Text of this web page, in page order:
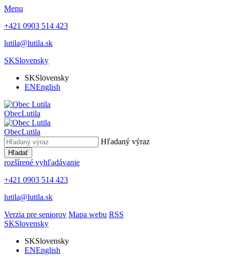
Menu
+421 0903 514 423
lutila@lutila.sk
SKSlovensky
SKSlovensky
ENEnglish
ObecLutila
ObecLutila
Hľadaný výraz
Hľadať
rozšírené vyhľadávanie
+421 0903 514 423
lutila@lutila.sk
Verzia pre seniorov Mapa webu RSS
SKSlovensky
SKSlovensky
ENEnglish